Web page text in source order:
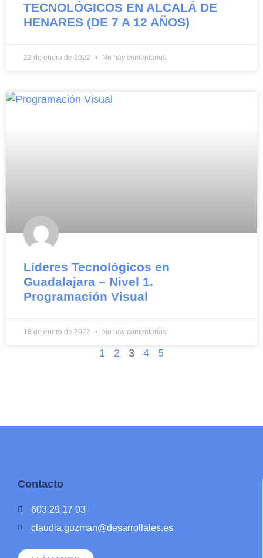
TECNOLÓGICOS EN ALCALÁ DE
HENARES (DE 7 A 12 AÑOS)
22 de enero de 2022 No hay comentarios
Líderes Tecnológicos en
Guadalajara – Nivel 1.
Programación Visual
18 de enero de 2022 No hay comentarios
1 2 3 4 5
Contacto
603 29 17 03
claudia.guzman@desarrollales.es